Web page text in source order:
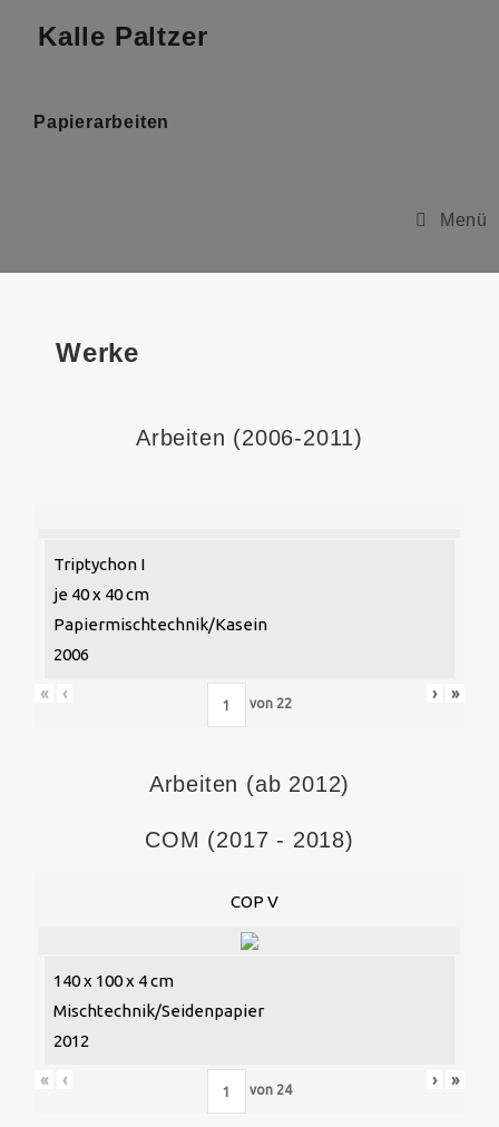
Kalle Paltzer
Papierarbeiten
Menü
Werke
Arbeiten (2006-2011)
Triptychon I
je 40 x 40 cm
Papiermischtechnik/Kasein
2006
« ‹
von 22
› »
Arbeiten (ab 2012)
COM (2017 - 2018)
COP V
140 x 100 x 4 cm
Mischtechnik/Seidenpapier
2012
« ‹
von 24
› »